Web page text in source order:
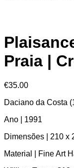
Praia |
€35.00
Daciano da Costa
Ano | 1991
Dimensões | 210 x
Material | Fine Art